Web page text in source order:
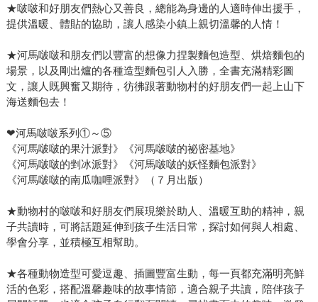
★啵啵和好朋友們熱心又善良，總能為身邊的人適時伸出援手，
提供溫暖、體貼的協助，讓人感染小鎮上親切溫馨的人情！
★河馬啵啵和朋友們以豐富的想像力捏製麵包造型、烘焙麵包的
場景，以及剛出爐的各種造型麵包引人入勝，全書充滿精彩圖
文，讓人既興奮又期待，彷彿跟著動物村的好朋友們一起上山下
海送麵包去！
❤河馬啵啵系列①～⑤
《河馬啵啵的果汁派對》《河馬啵啵的祕密基地》
《河馬啵啵的剉冰派對》《河馬啵啵的妖怪麵包派對》
《河馬啵啵的南瓜咖哩派對》（７月出版）
★動物村的啵啵和好朋友們展現樂於助人、溫暖互助的精神，親
子共讀時，可將話題延伸到孩子生活日常，探討如何與人相處、
學會分享，並積極互相幫助。
★各種動物造型可愛逗趣、插圖豐富生動，每一頁都充滿明亮鮮
活的色彩，搭配溫馨趣味的故事情節，適合親子共讀，陪伴孩子